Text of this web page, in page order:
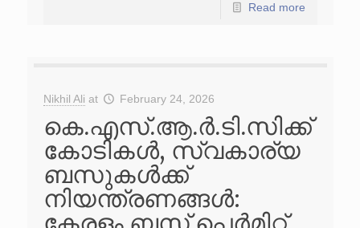
Read more
Nikhil Ali at February 24, 2026
കെ.എസ്.ആ.ർ.ടി.സിക്ക്
കോടികൾ, സ്വകാര്യ
ബസുകൾക്ക്
നിയന്ത്രണങ്ങൾ: